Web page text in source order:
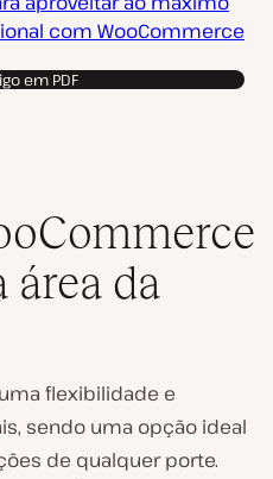
com WooCommerce
em PDF
área da
flexibilidade e
sendo uma opção ideal
de qualquer porte.